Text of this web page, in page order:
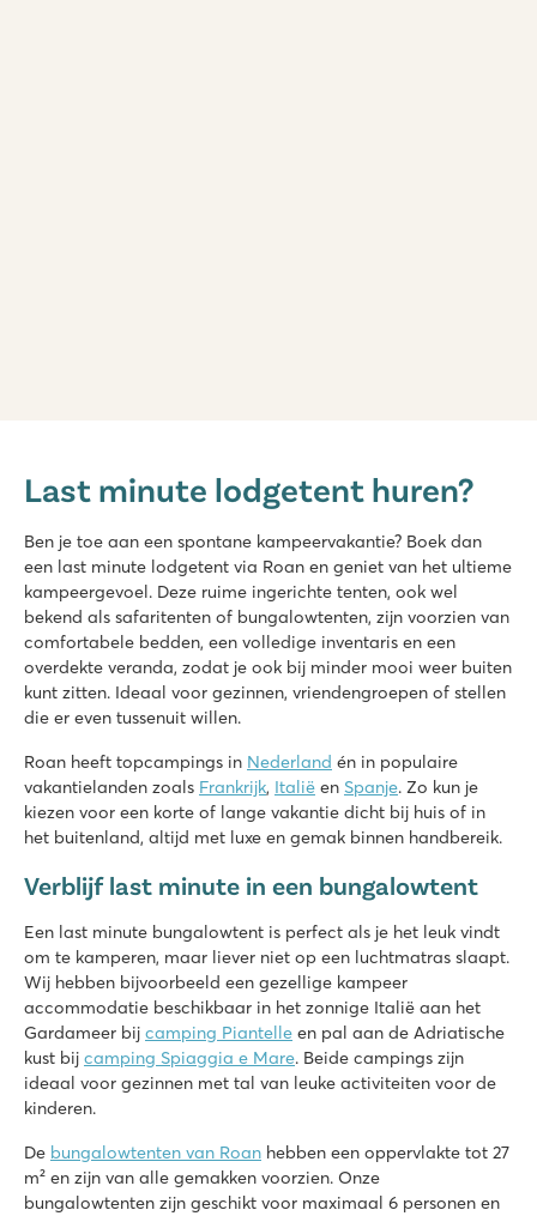
Nederland - - Limburg - Sevenum
Zwembaden zowel binnen als buiten met glijbaan én
Uitgebreid entertainmentprogramma én binnenspeeltuin
Gelegen aan de prachtige Noord-Limburgse Peel
L'Ideal
L'Ideal
Frankrijk - Midden-Frankrijk - Annecy - Lathuile
★ ★ ★
Zwembadcomplex met maar liefst 5 glijbanen
Omgeven door een prachtig natuurlandschap
hu Norcenni Girasole village
Italië - Midden- en Zuid-Italië - Toscane - Figline Valdarno
★ ★ ★
2 grote zwembadcomplexen met lagunebad
Eindeloos sport en speelplezier op de camping
Bezoek de steden Siena, Pisa en Lucca
Okay Lido
Okay Lido
Italië - Noord-Italië - Lago Maggiore - Lisanza Sesto Calende
Last minute lodgetent huren?
Ben je toe aan een spontane kampeervakantie? Boek dan
een last minute lodgetent via Roan en geniet van het ultieme
kampeergevoel. Deze ruime ingerichte tenten, ook wel
bekend als safaritenten of bungalowtenten, zijn voorzien van
comfortabele bedden, een volledige inventaris en een
overdekte veranda, zodat je ook bij minder mooi weer buiten
kunt zitten. Ideaal voor gezinnen, vriendengroepen of stellen
die er even tussenuit willen.
Roan heeft topcampings in Nederland én in populaire
vakantielanden zoals Frankrijk, Italië en Spanje. Zo kun je
kiezen voor een korte of lange vakantie dicht bij huis of in
het buitenland, altijd met luxe en gemak binnen handbereik.
Verblijf last minute in een bungalowtent
Een last minute bungalowtent is perfect als je het leuk vindt
om te kamperen, maar liever niet op een luchtmatras slaapt.
Wij hebben bijvoorbeeld een gezellige kampeer
accommodatie beschikbaar in het zonnige Italië aan het
Gardameer bij camping Piantelle en pal aan de Adriatische
kust bij camping Spiaggia e Mare. Beide campings zijn
ideaal voor gezinnen met tal van leuke activiteiten voor de
kinderen.
De bungalowtenten van Roan hebben een oppervlakte tot 27
m² en zijn van alle gemakken voorzien. Onze
bungalowtenten zijn geschikt voor maximaal 6 personen en